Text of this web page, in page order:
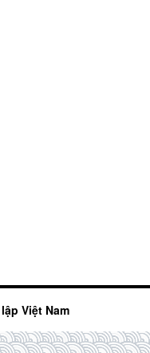
Việt Nam